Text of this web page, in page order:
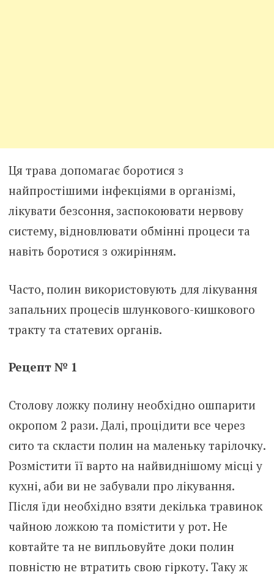
Ця трава допомагає боротися з
найпростішими інфекціями в організмі,
лікувати безсоння, заспокоювати нервову
систему, відновлювати обмінні процеси та
навіть боротися з ожирінням.
Часто, полин використовують для лікування
запальних процесів шлункового-кишкового
тракту та статевих органів.
Рецепт № 1
Столову ложку полину необхідно ошпарити
окропом 2 рази. Далі, процідити все через
сито та скласти полин на маленьку тарілочку.
Розмістити її варто на найвиднішому місці у
кухні, аби ви не забували про лікування.
Після їди необхідно взяти декілька травинок
чайною ложкою та помістити у рот. Не
ковтайте та не випльовуйте доки полин
повністю не втратить свою гіркоту. Таку ж